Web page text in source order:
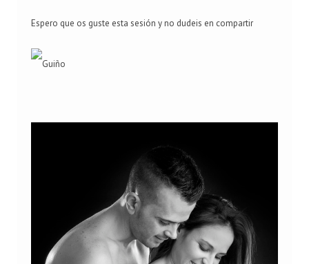
Espero que os guste esta sesión y no dudeis en compartir